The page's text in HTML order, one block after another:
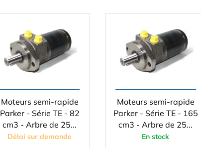
Moteurs semi-rapide
Parker - Série TE - 82
cm3 - Arbre de 25...
Délai sur demande
Moteurs semi-rapide
Parker - Série TE - 165
cm3 - Arbre de 25...
En stock